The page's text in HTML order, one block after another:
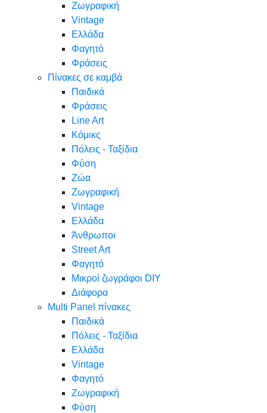
Ζωγραφική
Vintage
Ελλάδα
Φαγητό
Φράσεις
Πίνακες σε καμβά
Παιδικά
Φράσεις
Line Art
Κόμικς
Πόλεις - Ταξίδια
Φύση
Ζώα
Ζωγραφική
Vintage
Ελλάδα
Άνθρωποι
Street Art
Φαγητό
Μικροί ζωγράφοι DIY
Διάφορα
Multi Panel πίνακες
Παιδικά
Πόλεις - Ταξίδια
Ελλάδα
Vintage
Φαγητό
Ζωγραφική
Φύση